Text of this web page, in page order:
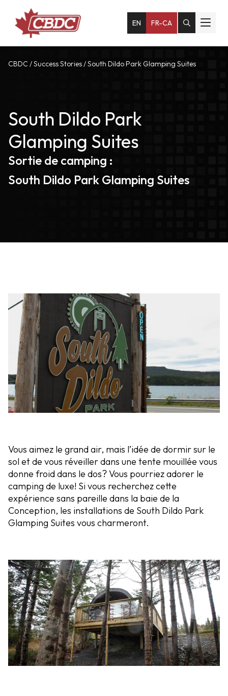
EN FR-CA
CBDC /Success Stories/South Dildo Park Glamping Suites
South Dildo Park
Glamping Suites
Sortie de camping :
South Dildo Park Glamping Suites
Vous aimez le grand air, mais l’idée de dormir sur le
sol et de vous réveiller dans une tente mouillée vous
donne froid dans le dos? Vous pourriez adorer le
camping de luxe! Si vous recherchez cette
expérience sans pareille dans la baie de la
Conception, les installations de South Dildo Park
Glamping Suites vous charmeront.